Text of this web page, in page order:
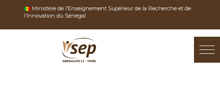
Ministére de l’Enseignement Supérieur de la Recherche et de
l’Innovation du Sénégal